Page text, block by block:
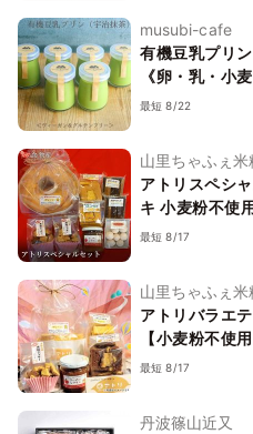
musubi-cafe
有機豆乳プリ
《卵・乳・小
ーガンスイー
最短 8/22
山里ちゃふぇ
アトリ
アトリスペシ
キ 小麦粉不使
最短 8/17
山里ちゃふぇ
アトリ
アトリバラエ
【小麦粉不使
ジャム ラスク
最短 8/17
丹波篠山近又